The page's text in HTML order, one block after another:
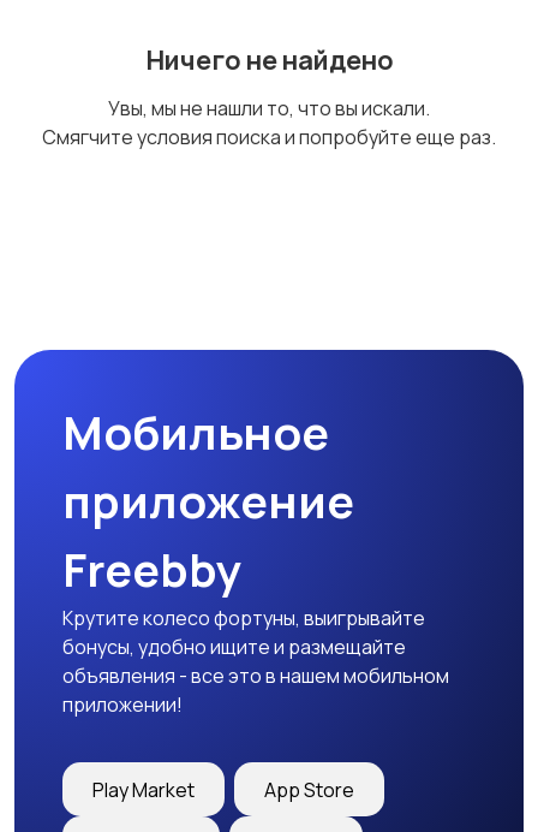
Трикотаж Спортивная одежда
Футболки и топы
одежда
Ничего не найдено
Увы, мы не нашли то, что вы искали.
Смягчите условия поиска и попробуйте еще раз.
Мобильное
приложение
Freebby
Крутите колесо фортуны, выигрывайте
бонусы, удобно ищите и размещайте
объявления - все это в нашем мобильном
приложении!
Play Market App Store